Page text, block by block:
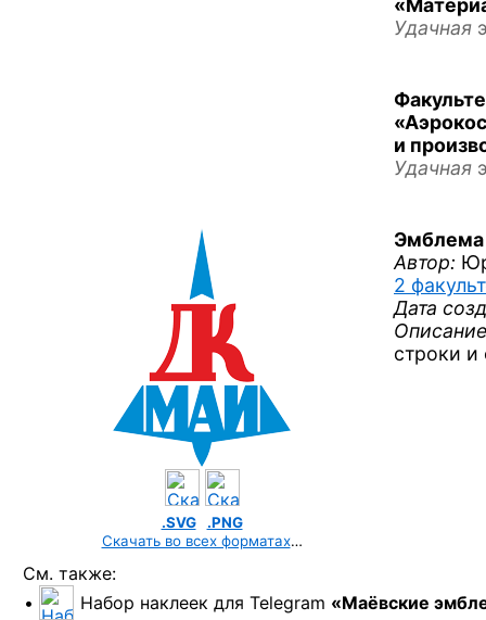
Удачная
и
Удачная
.SVG
.PNG
Скачать во всех форматах…
Автор:
2
Дата
строки и
См. также:
•
Набор наклеек для Telegram «Маёвские